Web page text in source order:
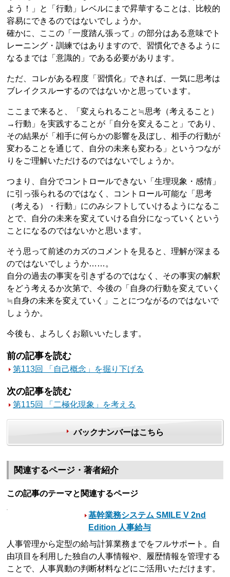
よう！」と「行動」レベルにまで昇華することは、比較的
容易にできるのではないでしょうか。
確かに、ここの「一度踏ん張って」の部分はある意味でト
レーニング・訓練ではありますので、習慣化できるように
なるまでは「意識的」である必要があります。
ただ、コレがある程度「習慣化」できれば、一気に思考は
ブレイクスルーするのではないかと思っています。
ここまで来ると、「変えられること≒思考（考えること）
→行動」を実践することが「自分を変えること」であり、
その結果が「相手に何らかの影響を及ぼし、相手の行動が
変わることを通じて、自分の未来も変わる」というつなが
りをご理解いただけるのではないでしょうか。
つまり、自分でコントロールできない「生理現象・感情」
に引っ張られるのではなく、コントロール可能な「思考
（考える）・行動」にのみシフトしていけるようになるこ
とで、自分の未来を変えていける自分になっていくという
ことになるのではないかと思います。
そう思って前述のカズのコメントを見ると、理解が深まる
のではないでしょうか……。
自分の過去の事実を引きずるのではなく、その事実の解釈
をどう考えるか次第で、今後の「自身の行動を変えていく
≒自身の未来を変えていく」ことにつながるのではないで
しょうか。
今後も、よろしくお願いいたします。
前の記事を読む
第113回 「自己概念」を掘り下げる
次の記事を読む
第115回 「二極化現象」を考える
バックナンバーはこちら
関連するページ・著者紹介
この記事のテーマと関連するページ
基幹業務システム SMILE V 2nd
Edition 人事給与
人事管理から定型の給与計算業務までをフルサポート。自
由項目を利用した独自の人事情報や、履歴情報を管理する
ことで、人事異動の判断材料などにご活用いただけます。